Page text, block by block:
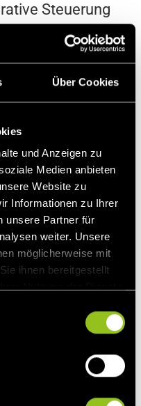
Über Cookies
und Anzeigen zu
Medien anbieten
Website zu
Informationen zu Ihrer
unsere Partner für
weiter. Unsere
möglicherweise mit
ihnen bereitgestellt
Steuerung
zu können,
Steuerungseinheit
über die er
Betriebsdaten ablesen
of Charge, kurz: SoC)
von Strom
kann auch der
der örtliche
zugreifen.
im Rahmen des
drohende
14
hat der